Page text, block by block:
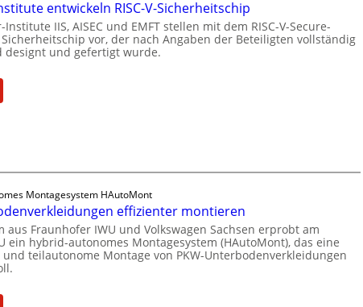
entwickeln RISC-V-Sicherheitschip
IIS, AISEC und EMFT stellen mit dem RISC-V-Secure-
vor, der nach Angaben der Beteiligten vollständig
designt und gefertigt wurde.
Montagesystem HAutoMont
effizienter montieren
aus Fraunhofer IWU und Volkswagen Sachsen erprobt am
ein hybrid-autonomes Montagesystem (HAutoMont), das eine
teilautonome Montage von PKW-Unterbodenverkleidungen